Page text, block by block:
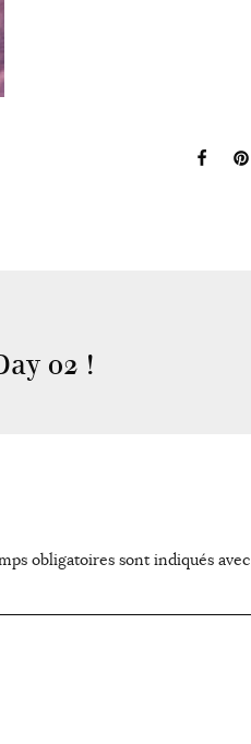
02 !
obligatoires sont indiqués avec